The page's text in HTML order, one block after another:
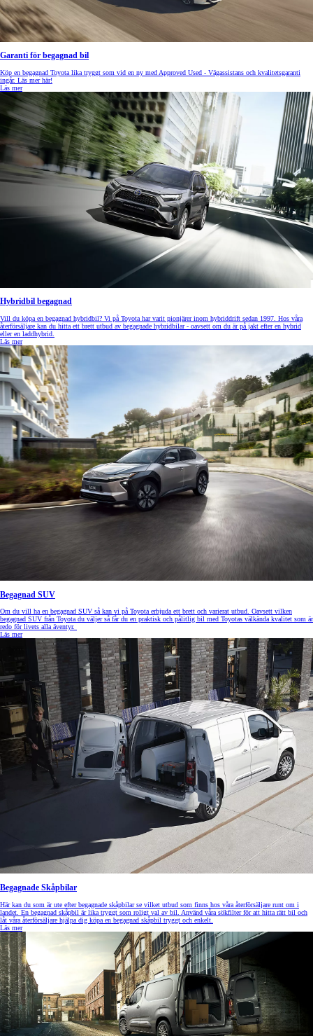
Garanti för begagnad bil
Köp en begagnad Toyota lika tryggt som vid en ny med Approved Used - Vägassistans och kvalitetsgaranti
ingår. Läs mer här!
Läs mer
Hybridbil begagnad
Vill du köpa en begagnad hybridbil? Vi på Toyota har varit pionjärer inom hybriddrift sedan 1997. Hos våra
återförsäljare kan du hitta ett brett utbud av begagnade hybridbilar - oavsett om du är på jakt efter en hybrid
eller en laddhybrid.
Läs mer
Begagnad SUV
Om du vill ha en begagnad SUV så kan vi på Toyota erbjuda ett brett och varierat utbud. Oavsett vilken
begagnad SUV från Toyota du väljer så får du en praktisk och pålitlig bil med Toyotas välkända kvalitet som är
redo för livets alla äventyr.
Läs mer
Begagnade Skåpbilar
Här kan du som är ute efter begagnade skåpbilar se vilket utbud som finns hos våra återförsäljare runt om i
landet. En begagnad skåpbil är lika tryggt som roligt val av bil. Använd våra sökfilter för att hitta rätt bil och
låt våra återförsäljare hjälpa dig köpa en begagnad skåpbil tryggt och enkelt.
Läs mer